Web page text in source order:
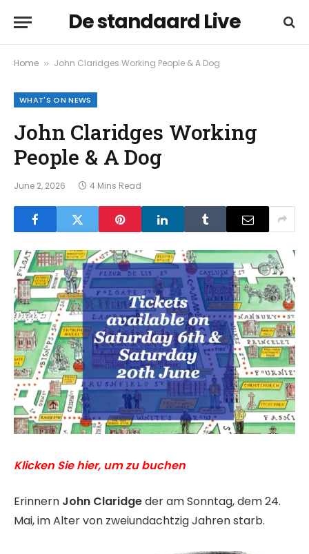
De standaard Live
Home » John Claridges Working People & A Dog
WHAT'S ON NEWS
John Claridges Working
People & A Dog
June 2, 2026 4 Mins Read
Klicken Sie hier, um zu buchen
Erinnern John Claridgeder am Sonntag, dem 24.
Mai, im Alter von zweiundachtzig Jahren starb.